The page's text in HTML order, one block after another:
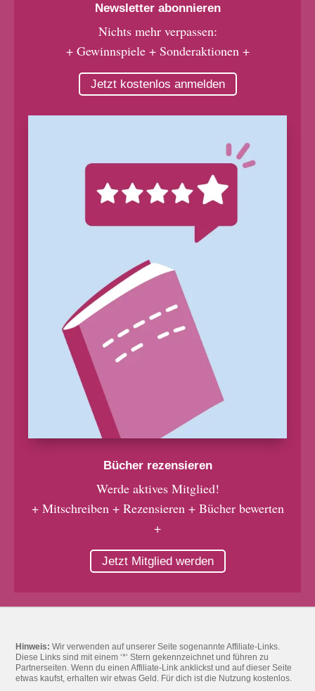
Newsletter abonnieren
Nichts mehr verpassen:
+ Gewinnspiele + Sonderaktionen +
Jetzt kostenlos anmelden
Bücher rezensieren
Werde aktives Mitglied!
+ Mitschreiben + Rezensieren + Bücher bewerten
+
Jetzt Mitglied werden
Hinweis: Wir verwenden auf unserer Seite sogenannte Affiliate-Links.
Diese Links sind mit einem ‘*‘ Stern gekennzeichnet und führen zu
Partnerseiten. Wenn du einen Affiliate-Link anklickst und auf dieser Seite
etwas kaufst, erhalten wir etwas Geld. Für dich ist die Nutzung kostenlos.